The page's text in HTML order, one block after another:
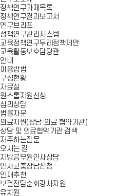
정책연구과제목록
정책연구결과보고서
연구브리프
정책연구관리시스템
교육정책연구두레정책제안
교육활동보호담당관
안내
이용방법
구성현황
자료실
원스톱지원신청
심리상담
법률자문
의료지원(상담·의료 협약기관)
상담 및 의료협약기관 검색
자주하는질문
오시는 길
지방공무원인사상담
인사고충상담신청
인재추천
보결전담순회강사지원
유치원